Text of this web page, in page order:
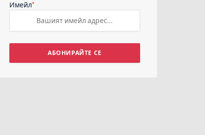
Имейл*